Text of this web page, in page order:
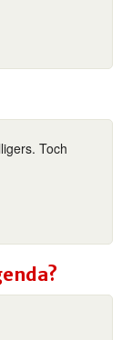
Toch